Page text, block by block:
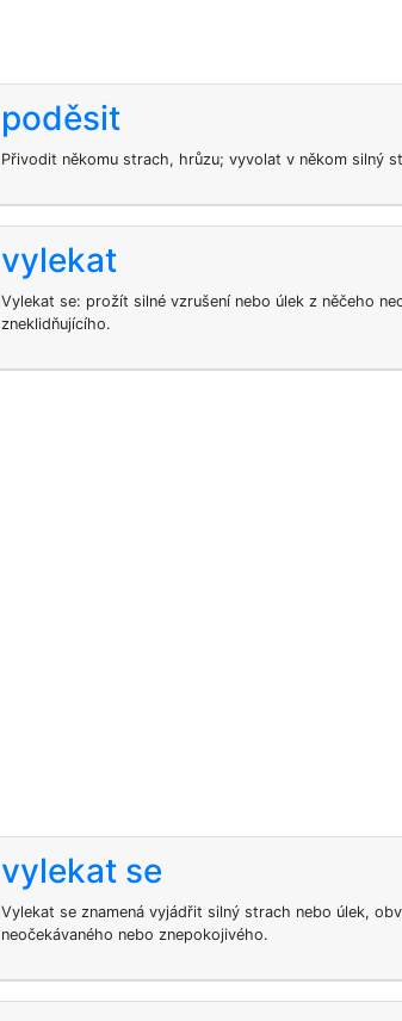
poděsit
Přivodit někomu strach, hrůzu; vyvolat v někom silný
vylekat
Vylekat se: prožít silné vzrušení nebo úlek z něčeho
zneklidňujícího.
vylekat se
Vylekat se znamená vyjádřit silný strach nebo úlek,
neočekávaného nebo znepokojivého.